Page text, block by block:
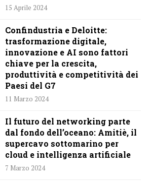
15 Aprile 2024
Confindustria e Deloitte:
trasformazione digitale,
innovazione e AI sono fattori
chiave per la crescita,
produttività e competitività dei
Paesi del G7
11 Marzo 2024
Il futuro del networking parte
dal fondo dell’oceano: Amitiè, il
supercavo sottomarino per
cloud e intelligenza artificiale
7 Marzo 2024